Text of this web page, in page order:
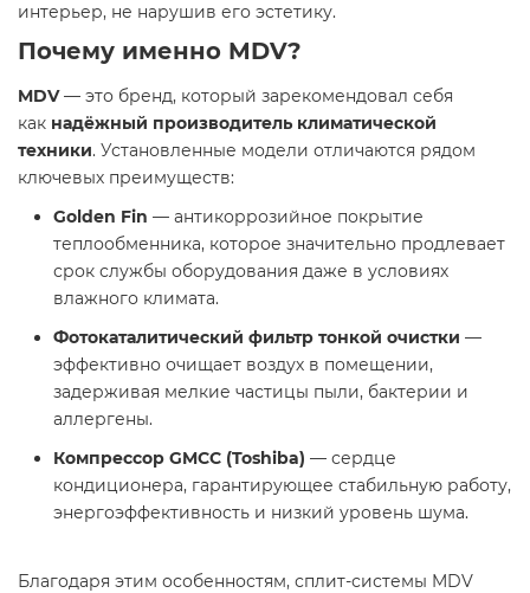
интерьер, не нарушив его эстетику.
Почему именно MDV?
MDV— это бренд, который зарекомендовал себя
как надёжный производитель климатической
техники. Установленные модели отличаются рядом
ключевых преимуществ:
Golden Fin — антикоррозийное покрытие
теплообменника, которое значительно продлевает
срок службы оборудования даже в условиях
влажного климата.
Фотокаталитический фильтр тонкой очистки —
эффективно очищает воздух в помещении,
задерживая мелкие частицы пыли, бактерии и
аллергены.
Компрессор GMCC (Toshiba) — сердце
кондиционера, гарантирующее стабильную работу,
энергоэффективность и низкий уровень шума.
Благодаря этим особенностям, сплит-системы MDV